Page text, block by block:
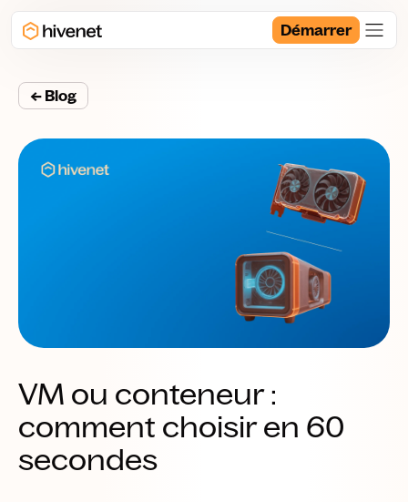
Démarrer
← Blog
VM ou conteneur :
comment choisir en 60
secondes